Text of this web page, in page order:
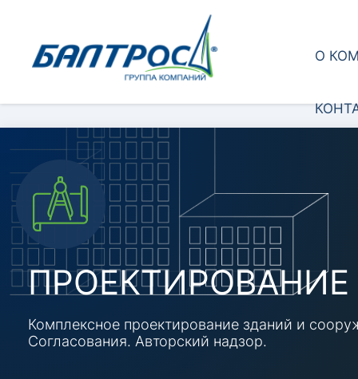
О
ПРОЕКТИРОВАНИЕ
Комплексное проектирование зданий и
Согласования. Авторский надзор.